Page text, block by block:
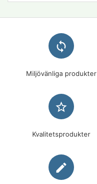
loop
Miljövänliga produkter
star_border
Kvalitetsprodukter
edit